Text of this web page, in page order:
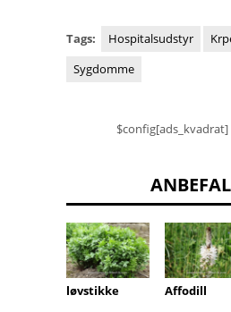
Tags: Hospitalsudstyr
Sygdomme
løvstikke Affodill